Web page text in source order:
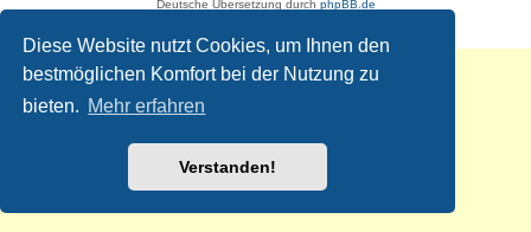
Diese Website nutzt Cookies, um Ihnen den
bestmöglichen Komfort bei der Nutzung zu
bieten. Mehr erfahren
Verstanden!
Deutsche Übersetzung durch phpBB.de